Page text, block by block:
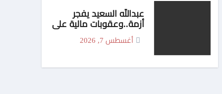
عبدالله السعيد يفجر
أزمة..وعقوبات مالية علي
بيزيرا وبانزا
أغسطس 7, 2026